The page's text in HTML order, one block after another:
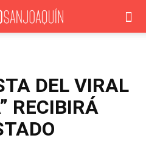
DEL VIRAL
RECIBIRÁ